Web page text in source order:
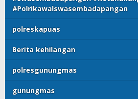
#Polrikawalswasembadapangan
polreskapuas
Berita kehilangan
polresgunungmas
gunungmas